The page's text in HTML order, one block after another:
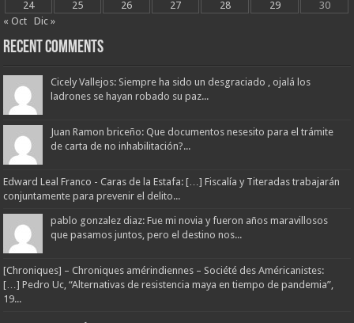
24
25 26 27 28 29
30
« Oct
Dic »
Recent Comments
Cicely Vallejos: Siempre ha sido un desgraciado , ojalá los
ladrones se hayan robado su paz...
Juan Ramon briceño: Que documentos nesesito para el trámite
de carta de no inhabilitación?...
Edward Leal Franco - Caras de la Estafa: […] Fiscalía y Titeradas trabajarán
conjuntamente para prevenir el delito...
pablo gonzalez diaz: Fue mi novia y fueron años maravillosos
que pasamos juntos, pero el destino nos...
[Chroniques] – Chroniques amérindiennes – Société des Américanistes:
[…] Pedro Uc, “Alternativas de resistencia maya en tiempo de pandemia”,
19...